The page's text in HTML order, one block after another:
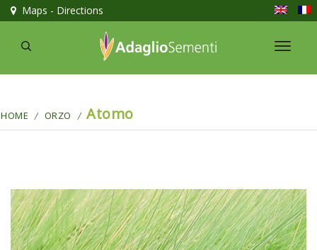
Maps - Directions
HOME / ORZO / Atomo